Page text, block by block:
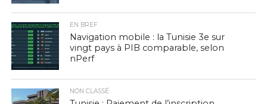
EN BREF
Navigation mobile : la Tunisie 3e sur
vingt pays à PIB comparable, selon
nPerf
NON CLASSÉ